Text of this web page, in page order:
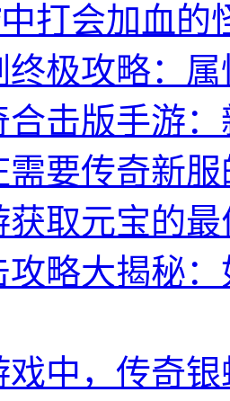
打会加血的
终极攻略：
合击版手游
需要传奇新
获取元宝的
攻略大揭秘
戏中，传奇